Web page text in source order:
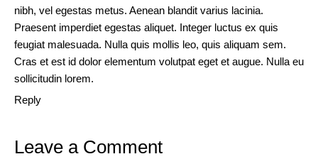
nibh, vel egestas metus. Aenean blandit varius lacinia.
Praesent imperdiet egestas aliquet. Integer luctus ex quis
feugiat malesuada. Nulla quis mollis leo, quis aliquam sem.
Cras et est id dolor elementum volutpat eget et augue. Nulla eu
sollicitudin lorem.
Reply
Leave a Comment